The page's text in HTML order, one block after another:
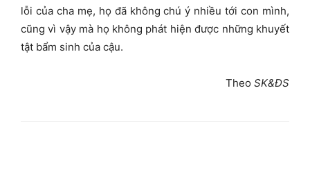
lỗi của cha mẹ, họ đã không chú ý nhiều tới con mình,
cũng vì vậy mà họ không phát hiện được những khuyết
tật bẩm sinh của cậu.
Theo SK&ĐS